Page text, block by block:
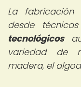
La
desde
tecnológicos
variedad de
madera, el